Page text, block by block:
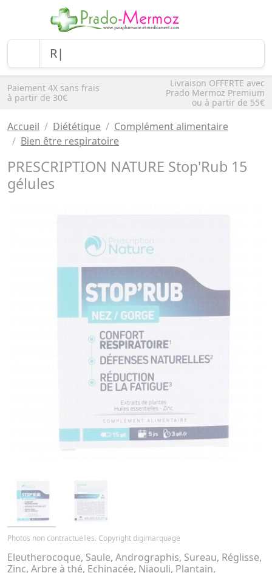
Paiement 4X sans frais
à partir de 30€
Livraison OFFERTE avec
Prado Mermoz Premium
ou à partir de 55€
Accueil Diététique
Complément alimentaire
Bien être respiratoire
PRESCRIPTION NATURE Stop'Rub 15
gélules
Photos non contractuelles. Copyright digimarquage
Eleutherocoque, Saule, Andrographis, Sureau, Réglisse,
Zinc, Arbre à thé, Echinacée, Niaouli, Plantain,